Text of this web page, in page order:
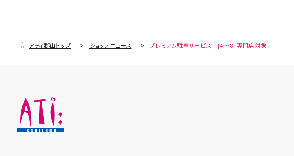
アティ郡山トップ ショップニュース プレミアム駐車サービス [4～8F専門店対象]